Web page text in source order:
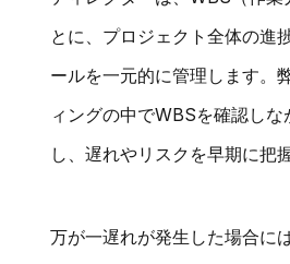
とに、プロジェクト全体の進
ールを一元的に管理します。
ィングの中でWBSを確認し
し、遅れやリスクを早期に把
万が一遅れが発生した場合に